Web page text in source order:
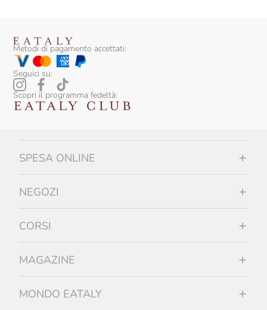
Metodi di pagamento accettati:
Seguici su:
Scopri il programma fedeltà:
SPESA ONLINE
NEGOZI
CORSI
MAGAZINE
MONDO EATALY